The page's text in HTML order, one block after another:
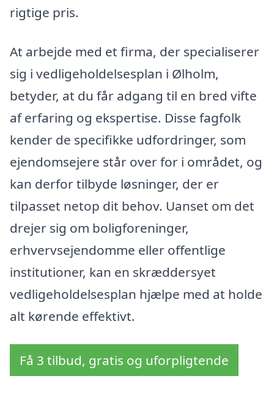
rigtige pris.
At arbejde med et firma, der specialiserer
sig i vedligeholdelsesplan i Ølholm,
betyder, at du får adgang til en bred vifte
af erfaring og ekspertise. Disse fagfolk
kender de specifikke udfordringer, som
ejendomsejere står over for i området, og
kan derfor tilbyde løsninger, der er
tilpasset netop dit behov. Uanset om det
drejer sig om boligforeninger,
erhvervsejendomme eller offentlige
institutioner, kan en skræddersyet
vedligeholdelsesplan hjælpe med at holde
alt kørende effektivt.
Få 3 tilbud, gratis og uforpligtende